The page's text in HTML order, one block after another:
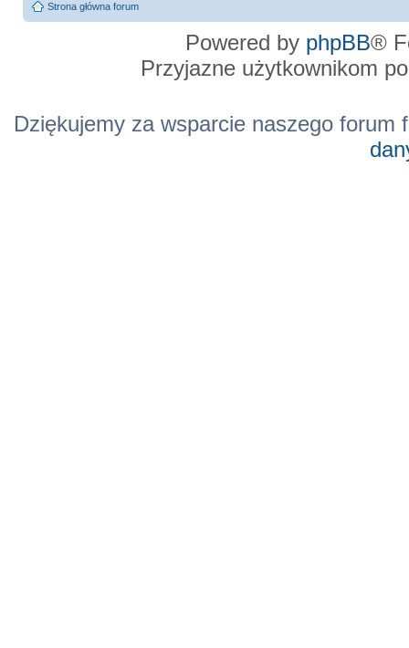
Strona główna forum
Powered by phpBB®
Przyjazne użytkownikom
Dziękujemy za wsparcie naszego